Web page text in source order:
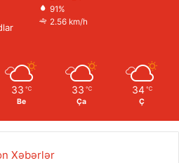
91%
2.56 km/h
33 ℃
Be
33 ℃
Ça
34 ℃
Ç
Xəbərlər